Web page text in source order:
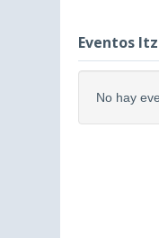
Eventos
No hay